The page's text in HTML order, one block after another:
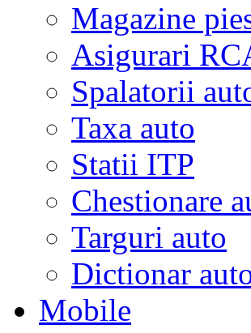
Magazine
Asigurari
Spalatorii
Taxa auto
Statii ITP
Chestionare
Targuri auto
Dictionar
Mobile